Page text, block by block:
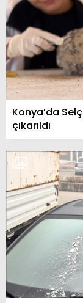
Konya’da
çıkarıldı